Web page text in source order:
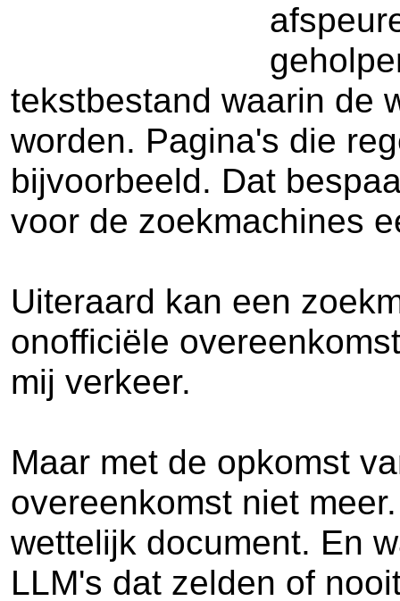
tekstbestand waarin de
worden. Pagina's die
bijvoorbeeld. Dat
voor de zoekmachines
Uiteraard kan een
onofficiële
mij verkeer.
Maar met de opkomst
overeenkomst niet
wettelijk document. En
LLM's dat zelden of